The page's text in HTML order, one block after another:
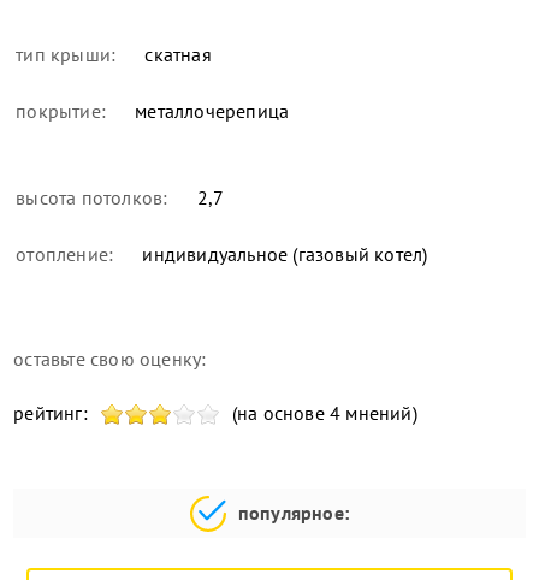
тип крыши: скатная
покрытие: металлочерепица
высота потолков: 2,7
отопление: индивидуальное (газовый котел)
оставьте свою оценку:
рейтинг: (на основе 4 мнений)
популярное: